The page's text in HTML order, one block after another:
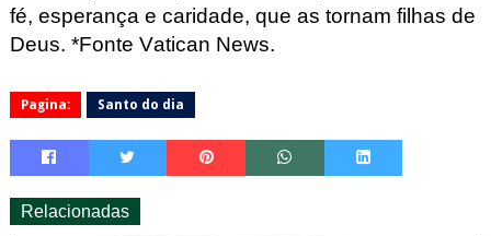
fé, esperança e caridade, que as tornam filhas de
Deus. *Fonte Vatican News.
Pagina: Santo do dia
Relacionadas